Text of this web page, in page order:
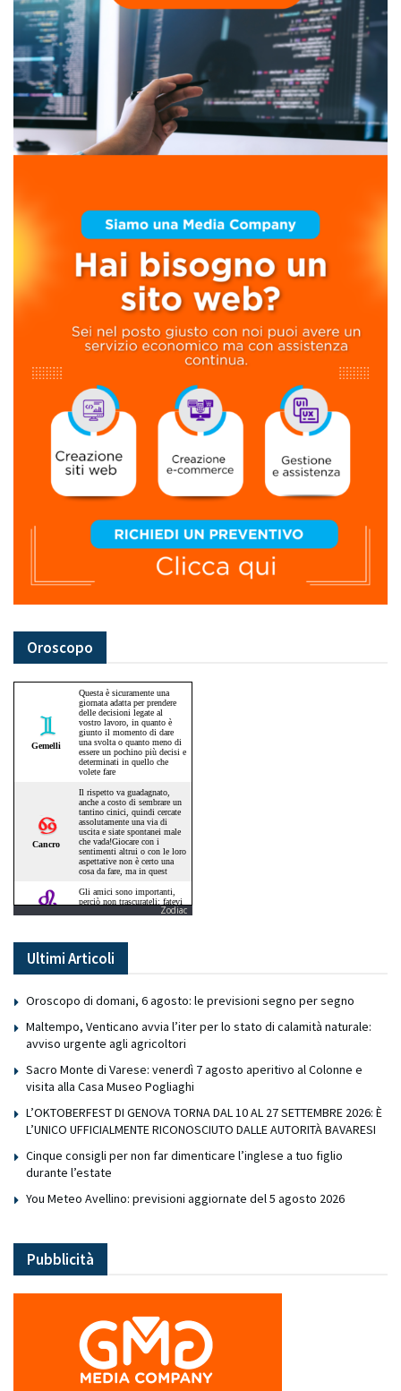
Oroscopo
Zodiac
Ultimi Articoli
Oroscopo di domani, 6 agosto: le previsioni segno per segno
Maltempo, Venticano avvia l’iter per lo stato di calamità naturale:
avviso urgente agli agricoltori
Sacro Monte di Varese: venerdì 7 agosto aperitivo al Colonne e
visita alla Casa Museo Pogliaghi
L’OKTOBERFEST DI GENOVA TORNA DAL 10 AL 27 SETTEMBRE 2026: È
L’UNICO UFFICIALMENTE RICONOSCIUTO DALLE AUTORITÀ BAVARESI
Cinque consigli per non far dimenticare l’inglese a tuo figlio
durante l’estate
You Meteo Avellino: previsioni aggiornate del 5 agosto 2026
Pubblicità